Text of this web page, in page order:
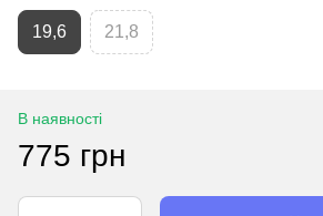
19,6 21,8
В наявності
775 грн